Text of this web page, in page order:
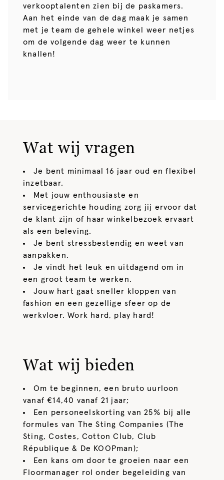
verkooptalenten zien bij de paskamers.
Aan het einde van de dag maak je samen
met je team de gehele winkel weer netjes
om de volgende dag weer te kunnen
knallen!
Wat wij vragen
Je bent minimaal 16 jaar oud en flexibel
inzetbaar.
Met jouw enthousiaste en
servicegerichte houding zorg jij ervoor dat
de klant zijn of haar winkelbezoek ervaart
als een beleving.
Je bent stressbestendig en weet van
aanpakken.
Je vindt het leuk en uitdagend om in
een groot team te werken.
Jouw hart gaat sneller kloppen van
fashion en een gezellige sfeer op de
werkvloer. Work hard, play hard!
Wat wij bieden
Om te beginnen, een bruto uurloon
vanaf €14,40 vanaf 21 jaar;
Een personeelskorting van 25% bij alle
formules van The Sting Companies (The
Sting, Costes, Cotton Club, Club
République & De KOOPman);
Een kans om door te groeien naar een
Floormanager rol onder begeleiding van